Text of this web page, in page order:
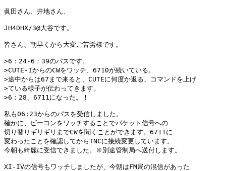
眞田さん、井地さん、
JH4DHX/3@大谷です。
皆さん、朝早くから大変ご苦労様です。
>6：24-6：39のパスです。
>CUTE-IからのCWをワッチ、6710が続いている。
>途中からは67まで来ると、CUTEに何度か返る、コマンドを上げ
>ている様子が伝わってきます。
>6：28、6711になった。！
私も06:23からのパスを受信しました。
確かに、ビーコンをワッチすることでパケット信号への
切り替りギリギリまでCWを聞くことができます。6711に
変わったことを確認してからTNCに接続変更しています。
今朝も綺麗に受信できました。※別途管制局へ送付します。
XI-IVの信号もワッチしましたが、今朝はFM局の混信があった